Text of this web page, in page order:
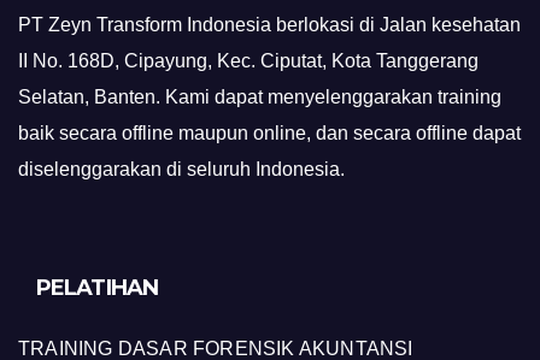
PT Zeyn Transform Indonesia berlokasi di Jalan kesehatan
II No. 168D, Cipayung, Kec. Ciputat, Kota Tanggerang
Selatan, Banten. Kami dapat menyelenggarakan training
baik secara offline maupun online, dan secara offline dapat
diselenggarakan di seluruh Indonesia.
PELATIHAN
TRAINING DASAR FORENSIK AKUNTANSI